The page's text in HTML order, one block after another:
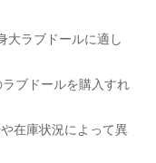
大ラブドールに適し
ブドールを購入すれ
在庫状況によって異